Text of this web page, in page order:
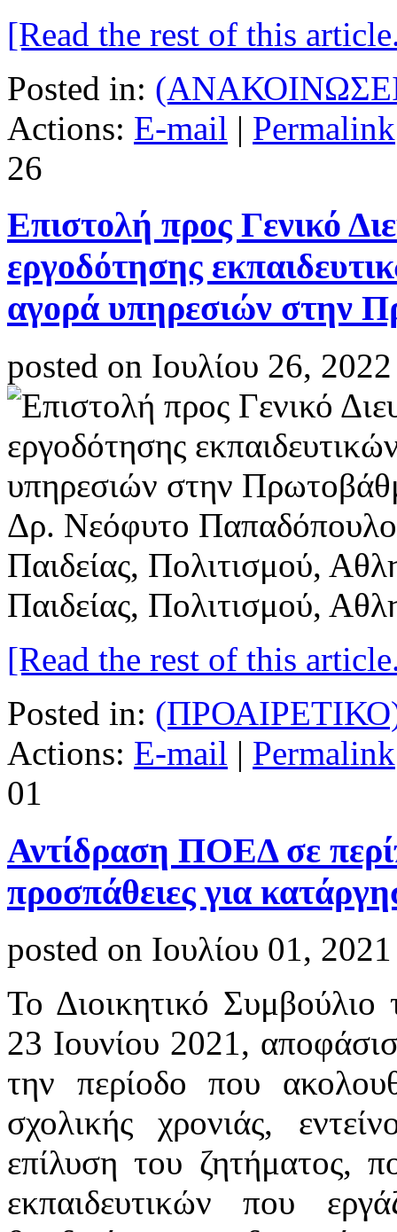
[Read the rest of this
Posted in:
Actions: E-mail | Permalink
26
Επιστολή προς Γενικό
εργοδότησης
αγορά υπηρεσιών στην
posted on Ιουλίου 26,
Δρ. Νεόφυτο Παπαδόπουλο
Παιδείας, Πολιτισμού,
Παιδείας, Πολιτισμού,
[Read the rest of this
Posted in:
Actions: E-mail | Permalink
01
Αντίδραση ΠΟΕΔ σε
προσπάθειες για
posted on Ιουλίου 01,
Το Διοικητικό
23 Ιουνίου 2021,
την περίοδο που
σχολικής χρονιάς,
επίλυση του ζητήματος,
εκπαιδευτικών που